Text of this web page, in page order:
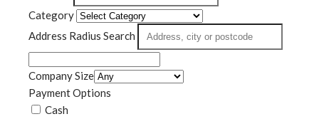
Category
Address Radius Search
Company Size
Payment Options
Cash